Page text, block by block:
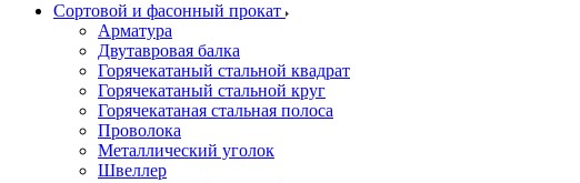
Сортовой и фасонный прокат
Арматура
Двутавровая балка
Горячекатаный стальной квадрат
Горячекатаный стальной круг
Горячекатаная стальная полоса
Проволока
Металлический уголок
Швеллер